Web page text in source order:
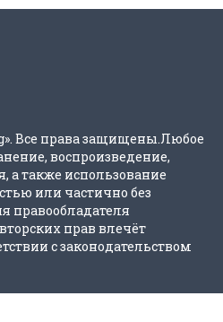
Все права защищены.Любое
воспроизведение,
а также использование
или частично без
правообладателя
прав влечёт
с законодательством